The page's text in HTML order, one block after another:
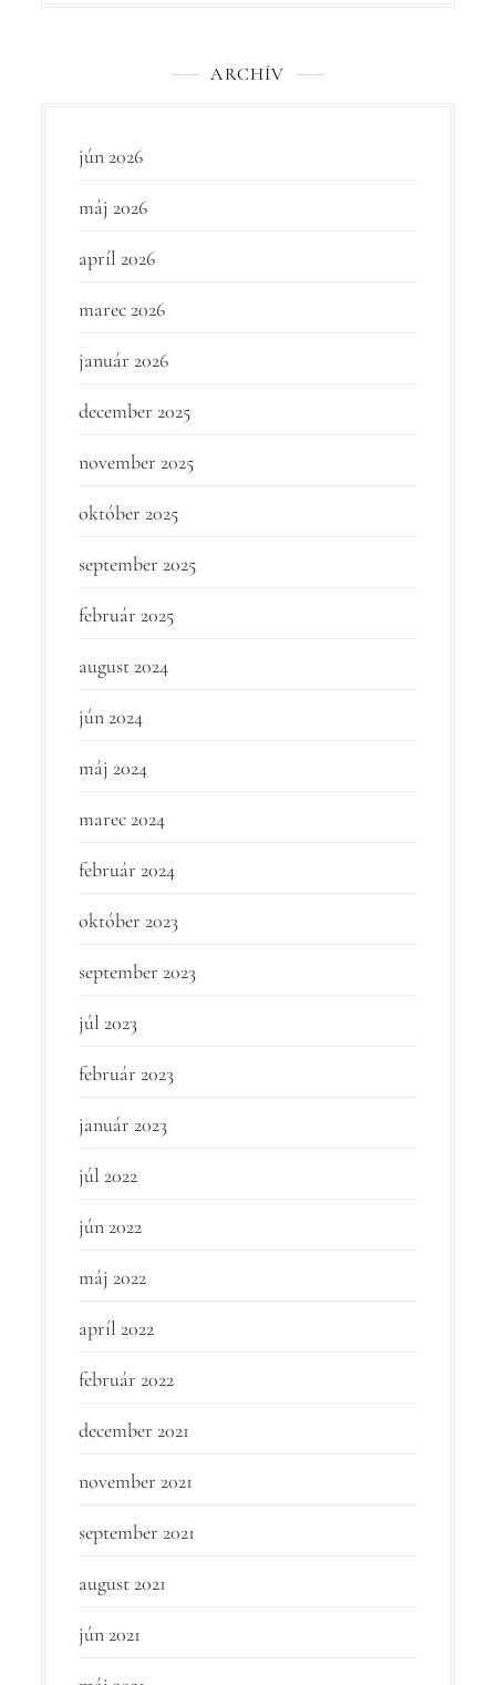
ARCHÍV
jún 2026
máj 2026
apríl 2026
marec 2026
január 2026
december 2025
november 2025
október 2025
september 2025
február 2025
august 2024
jún 2024
máj 2024
marec 2024
február 2024
október 2023
september 2023
júl 2023
február 2023
január 2023
júl 2022
jún 2022
máj 2022
apríl 2022
február 2022
december 2021
november 2021
september 2021
august 2021
jún 2021